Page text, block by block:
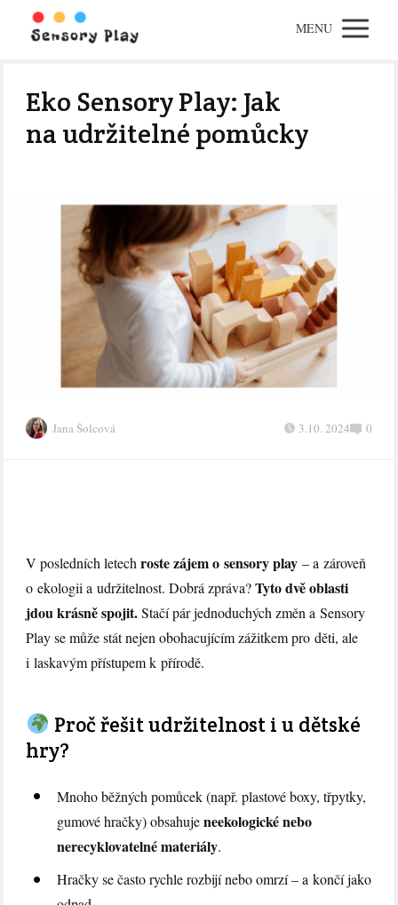
MENU
Eko Sensory Play: Jak
na udržitelné pomůcky
Jana Šolcová 3.10. 2024 0
V posledních letechroste zájem o sensory play – a zároveň
o ekologii a udržitelnost. Dobrá zpráva?Tyto dvě oblasti
jdou krásně spojit.Stačí pár jednoduchých změn a Sensory
Play se může stát nejen obohacujícím zážitkem pro děti, ale
i laskavým přístupem k přírodě.
Proč řešit udržitelnost i u dětské
hry?
Mnoho běžných pomůcek (např. plastové boxy, třpytky,
gumové hračky) obsahujeneekologické nebo
nerecyklovatelné materiály.
Hračky se často rychle rozbijí nebo omrzí – a končí jako